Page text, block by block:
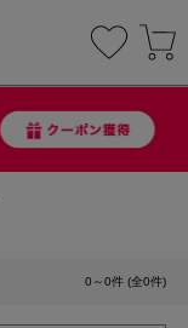
0～0件 (全0件)